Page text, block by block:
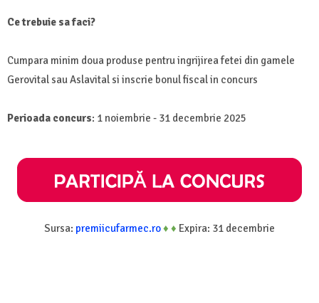
Ce trebuie sa faci?
Cumpara minim doua produse pentru ingrijirea fetei din gamele
Gerovital sau Aslavital si inscrie bonul fiscal in concurs
Perioada concurs: 1 noiembrie - 31 decembrie 2025
Sursa: premiicufarmec.ro♦ ♦ Expira: 31 decembrie